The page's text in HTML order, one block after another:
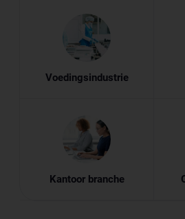
Voedingsindustrie
Kantoor branche